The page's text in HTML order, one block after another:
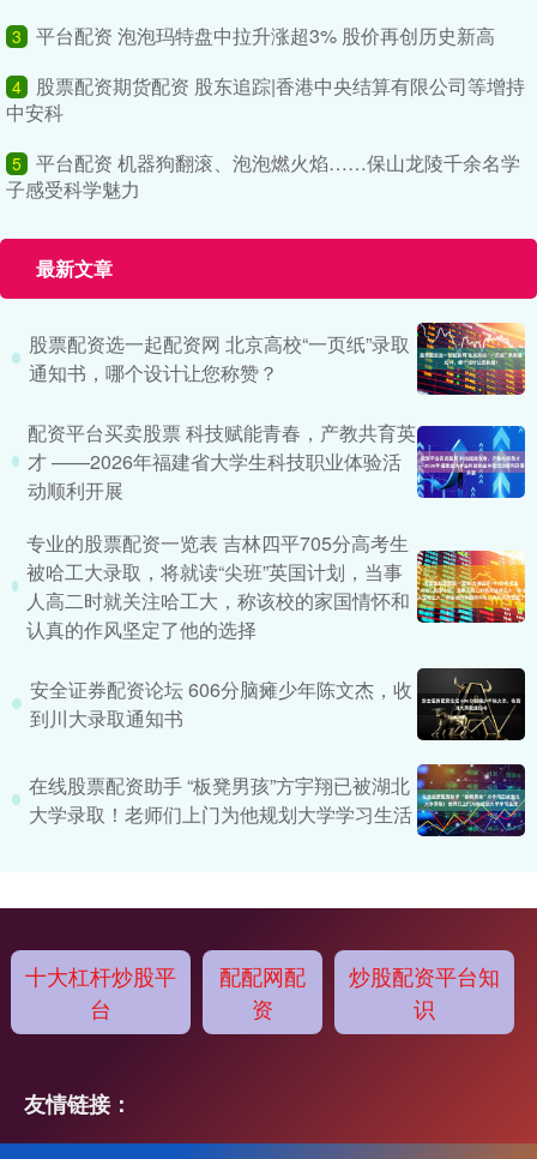
3 平台配资 泡泡玛特盘中拉升涨超3% 股价再创历史新高
4
股票配资期货配资 股东追踪|香港中央结算有限公司等增持
中安科
5 平台配资 机器狗翻滚、泡泡燃火焰……保山龙陵千余名学
子感受科学魅力
最新文章
股票配资选一起配资网 北京高校“一页纸”录取
通知书，哪个设计让您称赞？
配资平台买卖股票 科技赋能青春，产教共育英
才 ——2026年福建省大学生科技职业体验活
动顺利开展
专业的股票配资一览表 吉林四平705分高考生
被哈工大录取，将就读“尖班”英国计划，当事
人高二时就关注哈工大，称该校的家国情怀和
认真的作风坚定了他的选择
安全证券配资论坛 606分脑瘫少年陈文杰，收
到川大录取通知书
在线股票配资助手 “板凳男孩”方宇翔已被湖北
大学录取！老师们上门为他规划大学学习生活
十大杠杆炒股平
台
配配网配
资
炒股配资平台知
识
友情链接：